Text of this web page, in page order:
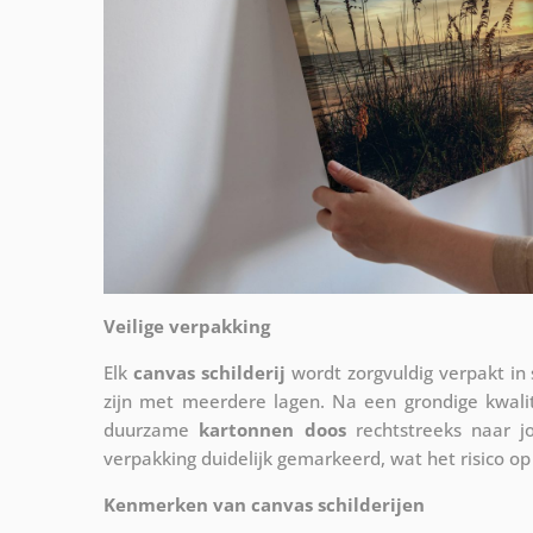
Veilige verpakking
Elk canvas schilderij wordt zorgvuldig verpakt
zijn met meerdere lagen. Na een grondige
duurzame kartonnen doosrechtstreeks naar
verpakking duidelijk gemarkeerd, wat het risico
Kenmerken van canvas schilderijen